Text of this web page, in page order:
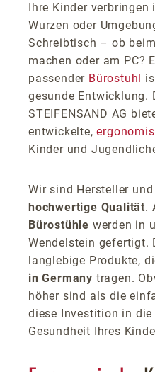
Ihre Kinder
Wurzen oder
Schreibtisch – ob
machen oder am PC?
passender Bürostuhl
gesunde Entwicklung.
STEIFENSAND AG
entwickelte,
Kinder und
Wir sind Hersteller
hochwertige Qualität.
Bürostühle werden in
Wendelstein gefertigt.
langlebige Produkte,
in Germany tragen.
höher sind als die
diese Investition in die
Gesundheit Ihres